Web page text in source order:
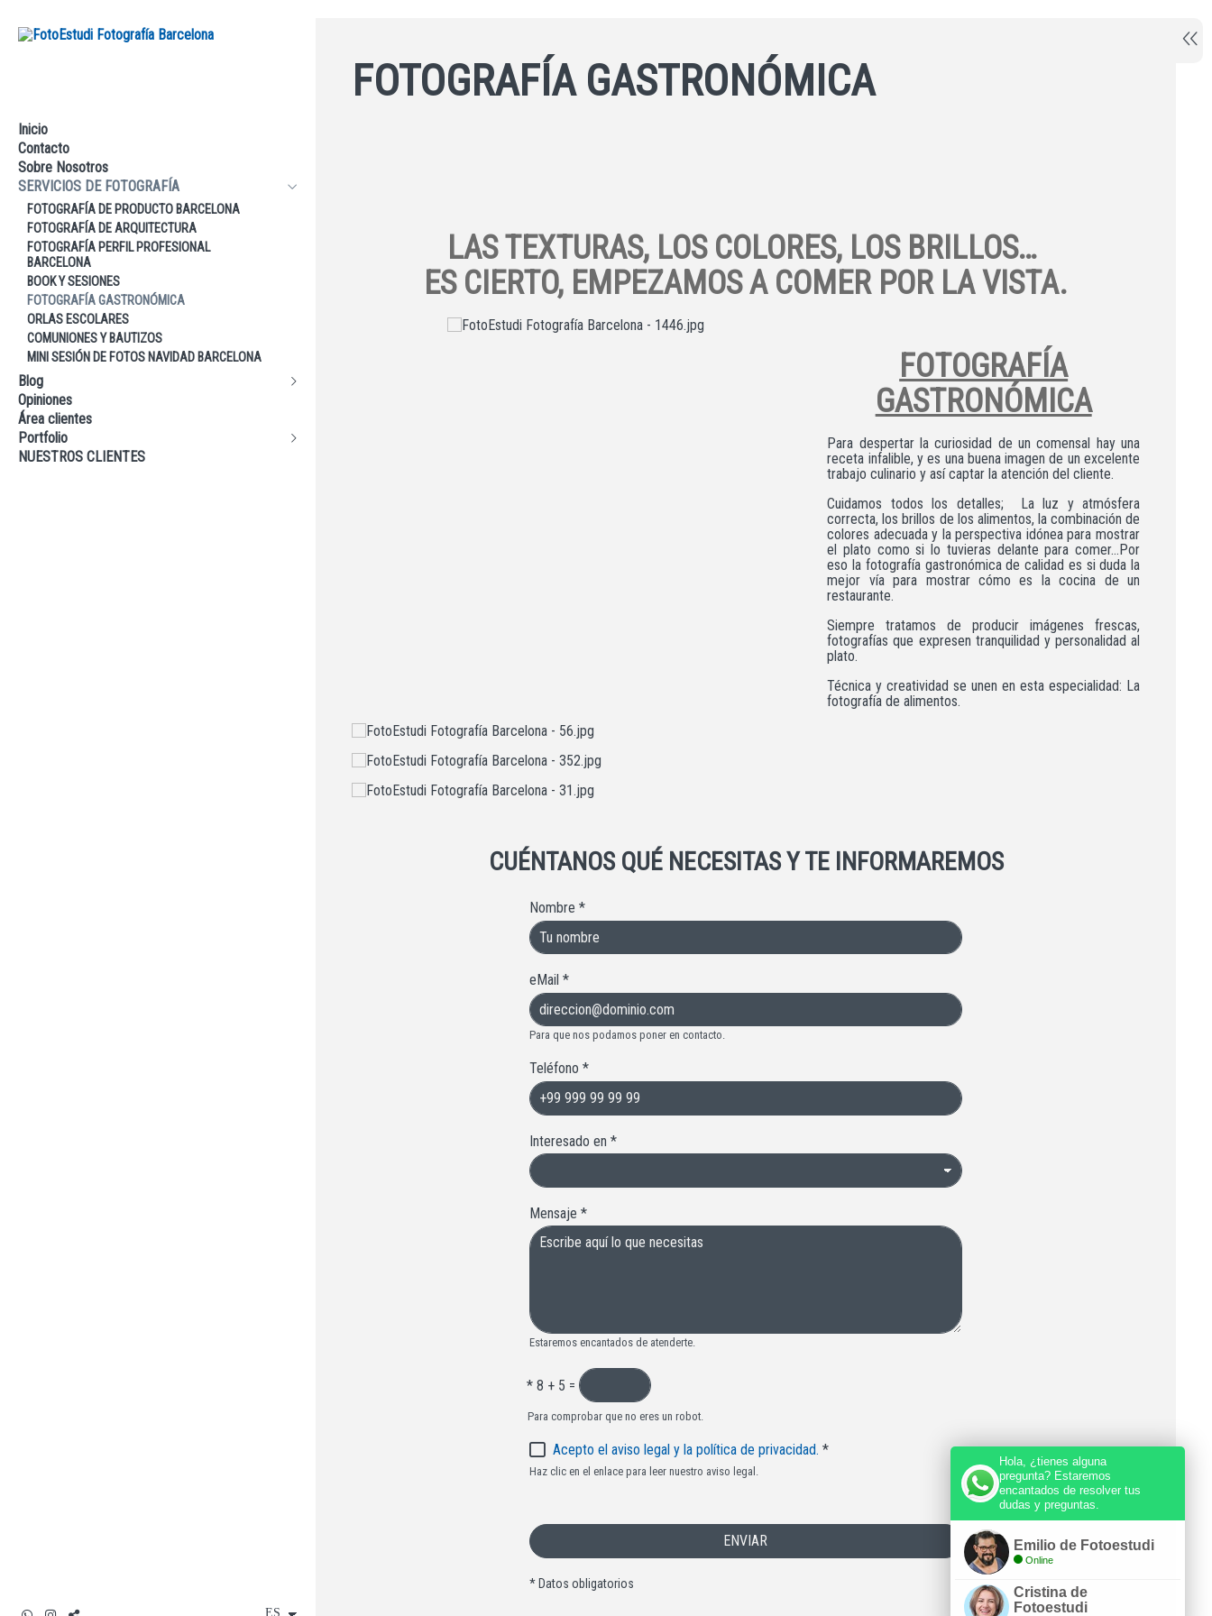
Inicio
Contacto
Sobre Nosotros
SERVICIOS DE FOTOGRAFÍA
FOTOGRAFÍA DE PRODUCTO BARCELONA
FOTOGRAFÍA DE ARQUITECTURA
FOTOGRAFÍA PERFIL PROFESIONAL
BARCELONA
BOOK Y SESIONES
FOTOGRAFÍA GASTRONÓMICA
ORLAS ESCOLARES
COMUNIONES Y BAUTIZOS
MINI SESIÓN DE FOTOS NAVIDAD BARCELONA
Blog
CONSEJOS
Opiniones
Área clientes
Portfolio
> Producto
NUESTROS CLIENTES
FOTOGRAFÍA GASTRONÓMICA
LAS TEXTURAS, LOS COLORES, LOS BRILLOS…
ES CIERTO, EMPEZAMOS A COMER POR LA VISTA.
FOTOGRAFÍA
GASTRONÓMICA
Para despertar la curiosidad de un comensal hay una
receta infalible, y es una buena imagen de un excelente
trabajo culinario y así captar la atención del cliente.
Cuidamos todos los detalles; La luz y atmósfera
correcta, los brillos de los alimentos, la combinación de
colores adecuada y la perspectiva idónea para mostrar
el plato como si lo tuvieras delante para comer…Por
eso la fotografía gastronómica de calidad es si duda la
mejor vía para mostrar cómo es la cocina de un
restaurante.
Siempre tratamos de producir imágenes frescas,
fotografías que expresen tranquilidad y personalidad al
plato.
Técnica y creatividad se unen en esta especialidad: La
fotografía de alimentos.
CUÉNTANOS QUÉ NECESITAS Y TE INFORMAREMOS
Nombre *
eMail *
Para que nos podamos poner en contacto.
Teléfono *
Interesado en *
Mensaje *
Estaremos encantados de atenderte.
* 8 + 5 =
Para comprobar que no eres un robot.
Acepto el aviso legal y la política de privacidad. *
Haz clic en el enlace para leer nuestro aviso legal.
ENVIAR
* Datos obligatorios
Hola, ¿tienes alguna
pregunta? Estaremos
encantados de resolver tus
dudas y preguntas.
Emilio de Fotoestudi
Online
Cristina de
Fotoestudi